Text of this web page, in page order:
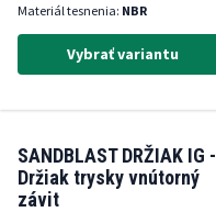
Materiál tesnenia: NBR
Vybrať variantu
SANDBLAST DRŽIAK IG -
Držiak trysky vnútorný
závit